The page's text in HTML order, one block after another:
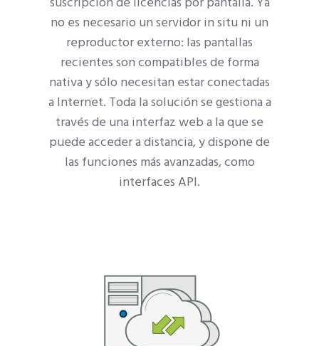
no es necesario un servidor in situ ni un
reproductor externo: las pantallas
recientes son compatibles de forma
nativa y sólo necesitan estar conectadas
a Internet. Toda la solución se gestiona a
través de una interfaz web a la que se
puede acceder a distancia, y dispone de
las funciones más avanzadas, como
interfaces API.